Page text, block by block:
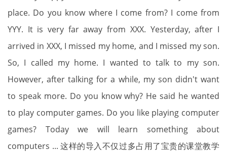
place. Do you know where I come from? I come from
YYY. It is very far away from XXX. Yesterday, after I
arrived in XXX, I missed my home, and I missed my son.
So, I called my home. I wanted to talk to my son.
However, after talking for a while, my son didn't want
to speak more. Do you know why? He said he wanted
to play computer games. Do you like playing computer
games? Today we will learn something about
computers ... 这样的导入不仅过多占用了宝贵的课堂教学